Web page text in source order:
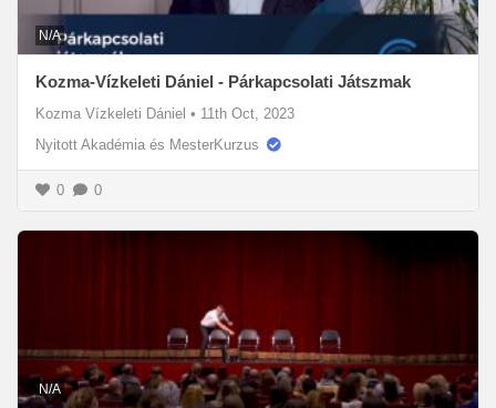
N/A
Kozma-Vízkeleti Dániel - Párkapcsolati Játszmak
Kozma Vízkeleti Dániel • 11th Oct, 2023
Nyitott Akadémia és MesterKurzus
0 0
N/A